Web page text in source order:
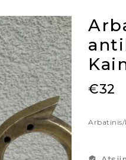
€32
Arbatinis/